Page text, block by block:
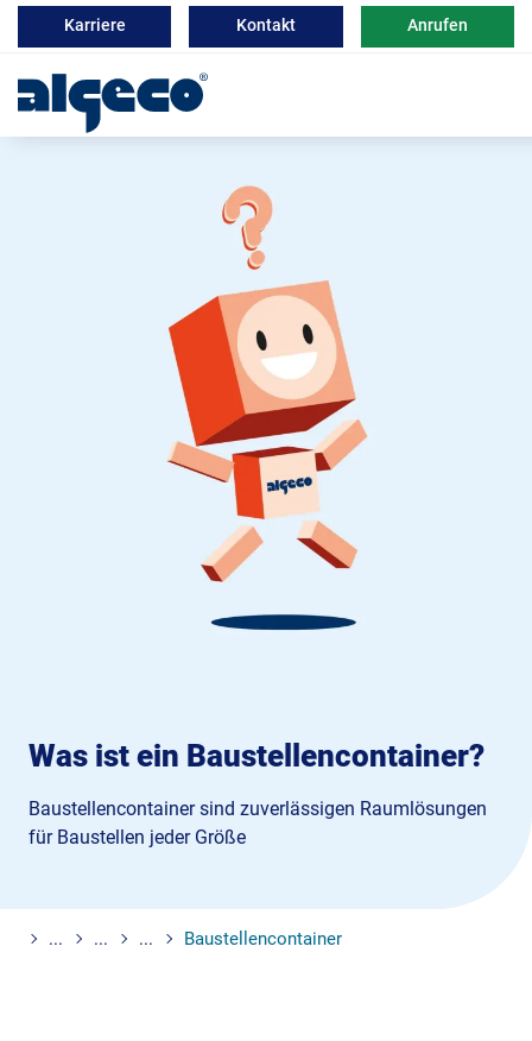
Karriere Kontakt Anrufen
Was ist ein Baustellencontainer?
Baustellencontainer sind zuverlässigen Raumlösungen
für Baustellen jeder Größe
... ... ... Baustellencontainer